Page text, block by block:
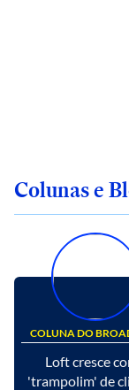
Colunas e
COLUNA DO
Loft cresce
'trampolim' de